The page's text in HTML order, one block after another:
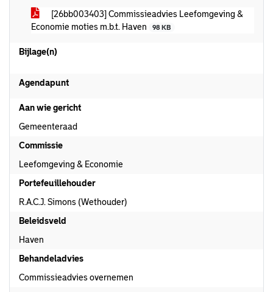
[26bb003403] Commissieadvies Leefomgeving &
Economie moties m.b.t. Haven
98 KB
Bijlage(n)
Agendapunt
Aan wie gericht
Gemeenteraad
Commissie
Leefomgeving & Economie
Portefeuillehouder
R.A.C.J. Simons (Wethouder)
Beleidsveld
Haven
Behandeladvies
Commissieadvies overnemen